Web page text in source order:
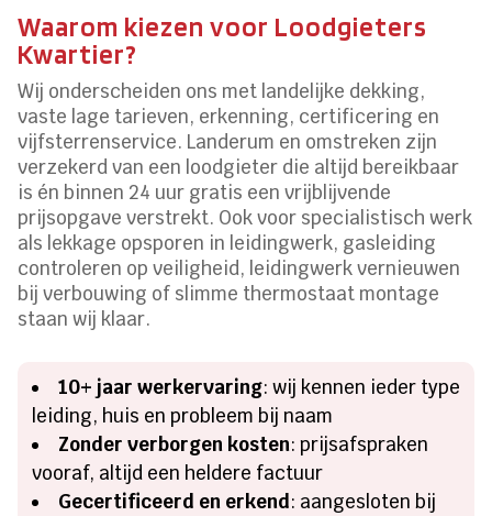
Waarom kiezen voor Loodgieters
Kwartier?
Wij onderscheiden ons met landelijke dekking,
vaste lage tarieven, erkenning, certificering en
vijfsterrenservice. Landerum en omstreken zijn
verzekerd van een loodgieter die altijd bereikbaar
is én binnen 24 uur gratis een vrijblijvende
prijsopgave verstrekt. Ook voor specialistisch werk
als lekkage opsporen in leidingwerk, gasleiding
controleren op veiligheid, leidingwerk vernieuwen
bij verbouwing of slimme thermostaat montage
staan wij klaar.
10+ jaar werkervaring: wij kennen ieder type
leiding, huis en probleem bij naam
Zonder verborgen kosten: prijsafspraken
vooraf, altijd een heldere factuur
Gecertificeerd en erkend: aangesloten bij